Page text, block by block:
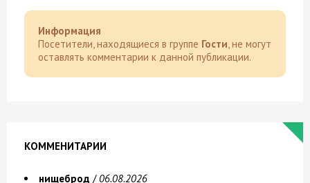
Информация
Посетители, находящиеся в группе Гости, не могут
оставлять комментарии к данной публикации.
КОММЕНИТАРИИ
нищеброд /06.08.2026